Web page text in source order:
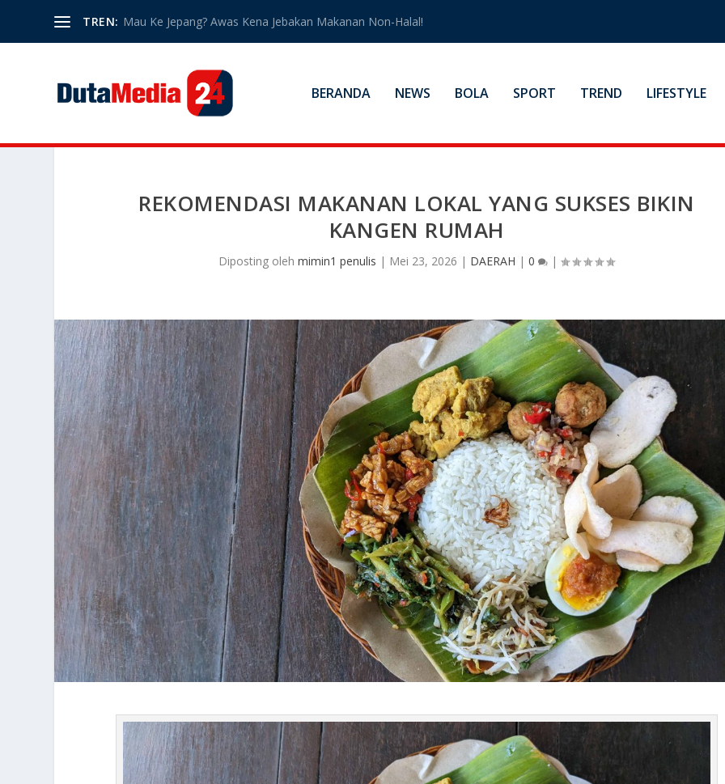
TREN: Mau Ke Jepang? Awas Kena Jebakan Makanan Non-Halal!
BERANDA NEWS BOLA SPORT TREND LIFESTYLE
REKOMENDASI MAKANAN LOKAL YANG SUKSES BIKIN
KANGEN RUMAH
Diposting olehmimin1 penulis | Mei 23, 2026 | DAERAH |0 |